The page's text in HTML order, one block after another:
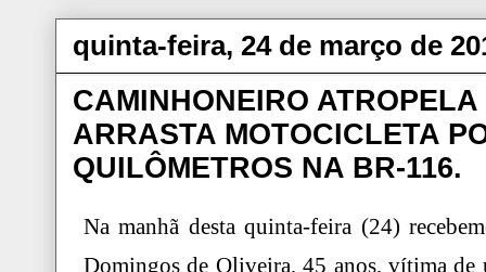
quinta-feira, 24 de março de
CAMINHONEIRO
ARRASTA MOTOCICLETA
QUILÔMETROS NA BR-116.
Na manhã desta quinta-feira (24)
Domingos de Oliveira, 45 anos, vítima de